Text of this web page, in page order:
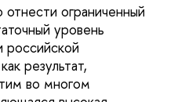
ограниченный
уровень
российской
результат,
во многом